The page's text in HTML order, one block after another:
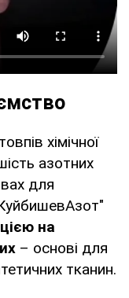
хімічної
азотних
для
на
– основі для
тканин.